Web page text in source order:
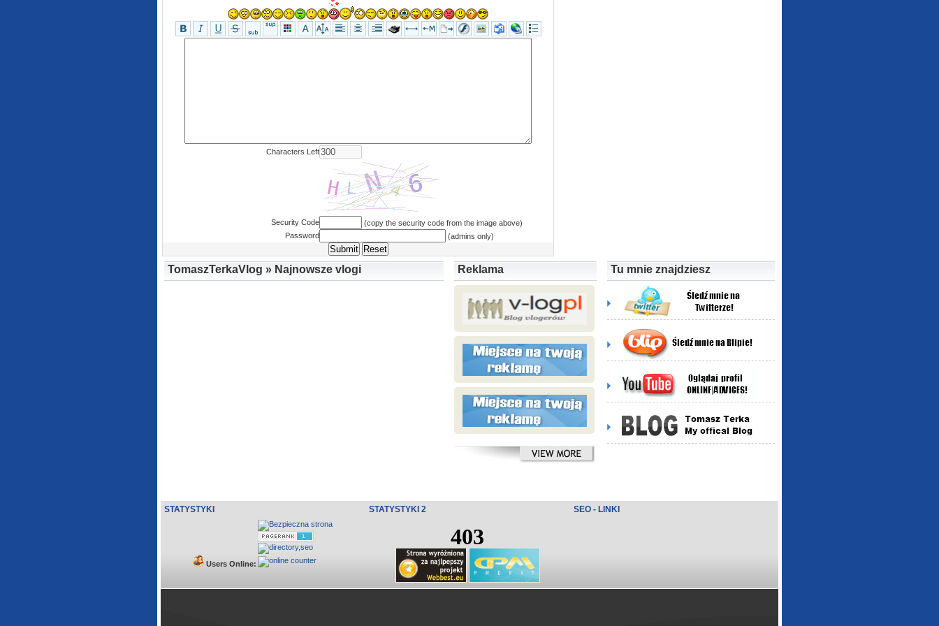
Characters Left
Security Code
(copy the security code from the image above)
Password
(admins only)
TomaszTerkaVlog » Najnowsze vlogi Tu mnie znajdziesz
Reklama
STATYSTYKI
Users Online:
STATYSTYKI 2 SEO - LINKI